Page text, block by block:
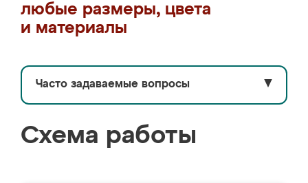
любые размеры, цвета
и материалы
Часто задаваемые вопросы ▼
Схема работы